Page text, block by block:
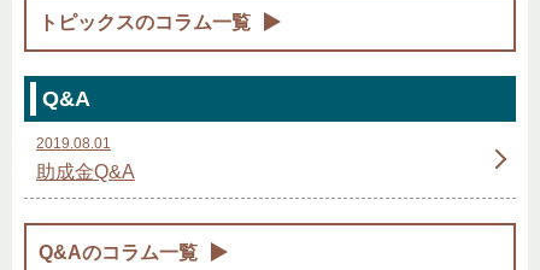
トピックスのコラム一覧
Q&A
2019.08.01
助成金Q&A
Q&Aのコラム一覧